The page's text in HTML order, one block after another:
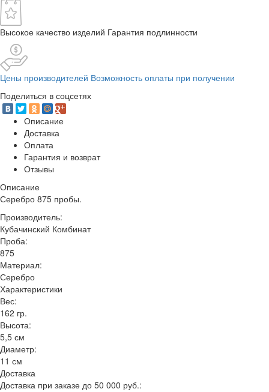
Высокое качество изделий Гарантия подлинности
Цены производителей Возможность оплаты при получении
Поделиться в соцсетях
Описание
Доставка
Оплата
Гарантия и возврат
Отзывы
Описание
Серебро 875 пробы.
Производитель:
Кубачинский Комбинат
Проба:
875
Материал:
Серебро
Характеристики
Вес:
162 гр.
Высота:
5,5 см
Диаметр:
11 см
Доставка
Доставка при заказе до 50 000 руб.: